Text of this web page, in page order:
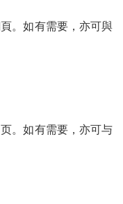
。如有需要，亦可與
。如有需要，亦可与